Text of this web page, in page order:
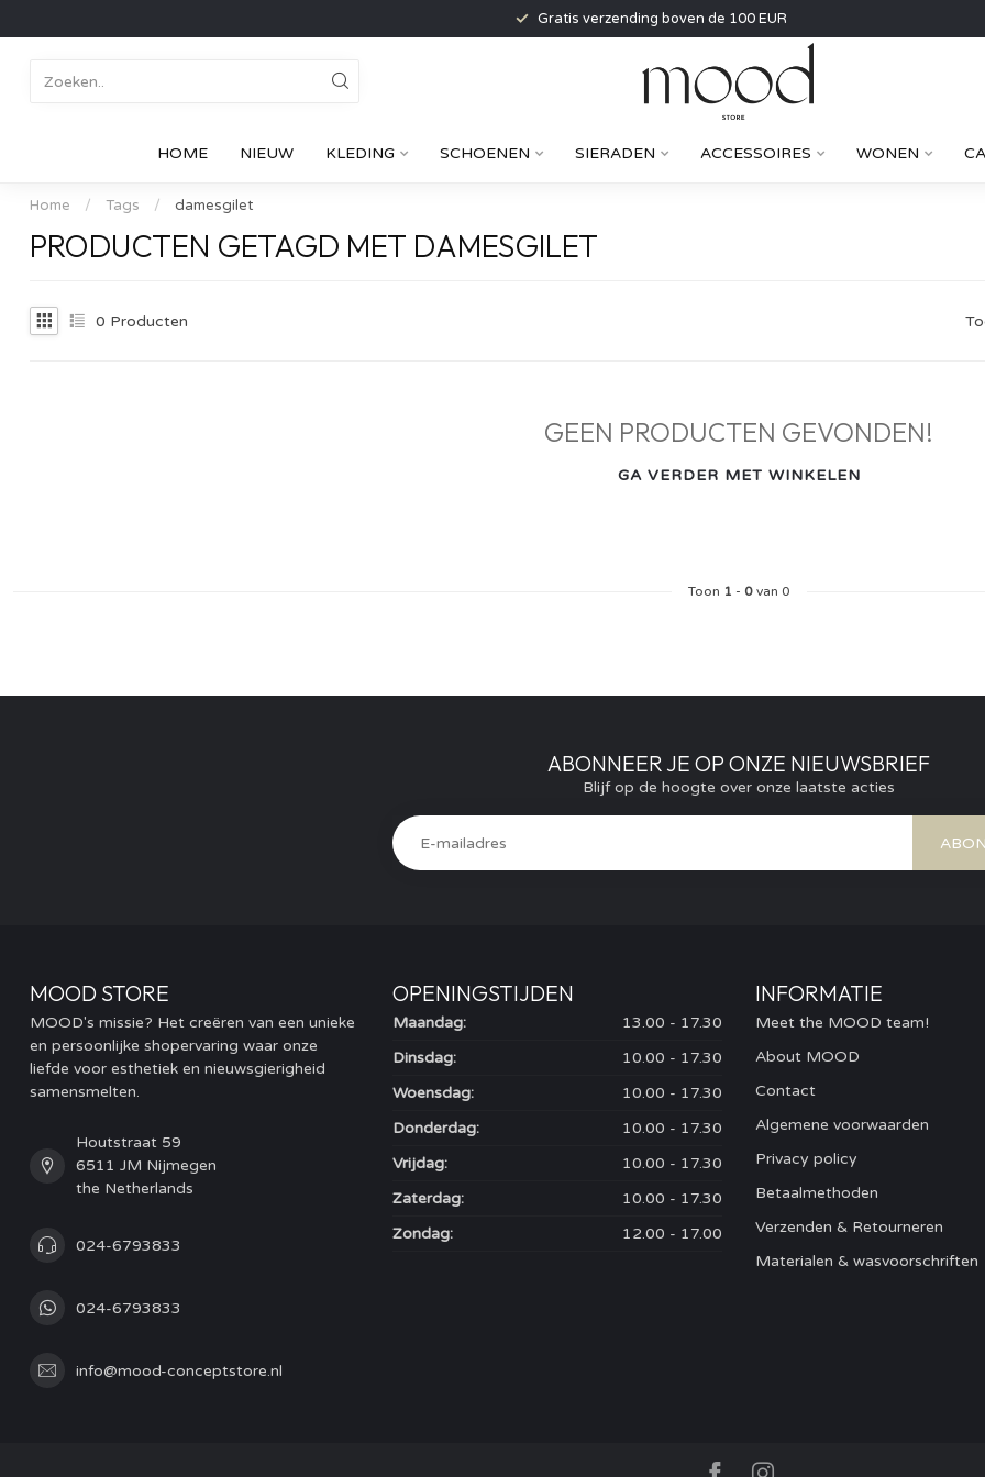
Gratis verzending boven de 100 EUR
HOME NIEUW KLEDING SCHOENEN SIERADEN ACCESSOIRES WONEN
Home / Tags / damesgilet
PRODUCTEN GETAGD MET DAMESGILET
0 Producten
GEEN PRODUCTEN GEVONDEN!
GA VERDER MET WINKELEN
Toon 1 - 0van 0
ABONNEER JE OP ONZE NIEUWSBRIEF
Blijf op de hoogte over onze laatste acties
MOOD STORE
MOOD's missie? Het creëren van een unieke
en persoonlijke shopervaring waar onze
liefde voor esthetiek en nieuwsgierigheid
samensmelten.
Houtstraat 59
6511 JM Nijmegen
the Netherlands
024-6793833
024-6793833
info@mood-conceptstore.nl
OPENINGSTIJDEN
Maandag:
13.00 - 17.30
Dinsdag:
10.00 - 17.30
Woensdag:
10.00 - 17.30
Donderdag:
10.00 - 17.30
Vrijdag:
10.00 - 17.30
Zaterdag:
10.00 - 17.30
Zondag:
12.00 - 17.00
INFORMATIE
Meet the MOOD team!
About MOOD
Contact
Algemene voorwaarden
Privacy policy
Betaalmethoden
Verzenden & Retourneren
Materialen & wasvoorschriften